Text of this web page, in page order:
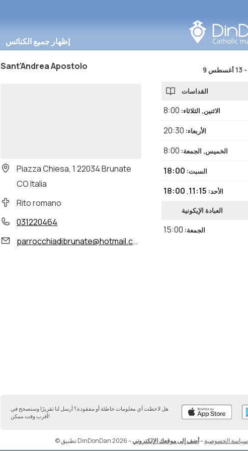
إظهار جميع الكنائس
Sant'Andrea Apostolo
Piazza Chiesa, 1 22034 Brunate
CO Italia
Rito romano
031220464
parrocchiadibrunate@hotmail.com
-13 أغسطس
القداسات
الاثنين, الثلاثاء:
8:00
الأربعاء:
20:30
الخميس, الجمعة:
8:00
السبت:
18:00
الأحد:
11:15
,
18:00
العبادة الإيكونية
الجمعة:
15:00
هل لاحظت أي معلومات خاطئة أو مفقودة؟ أرسل لنا تقريرًا وسنصحح في
أقرب وقت ممكن!
© تطبيق DinDonDan 2026– سياسة الخصوصية –أضف إلى موقعك الإلكتروني